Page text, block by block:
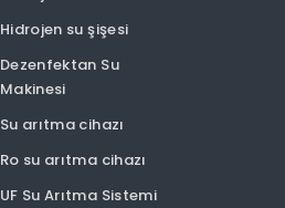
Hidrojen su şişesi
Dezenfektan Su
Makinesi
Su arıtma cihazı
Ro su arıtma cihazı
UF Su Arıtma Sistemi